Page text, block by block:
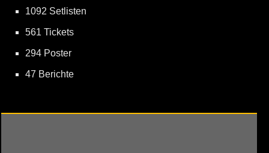
1092 Setlisten
561 Tickets
294 Poster
47 Berichte